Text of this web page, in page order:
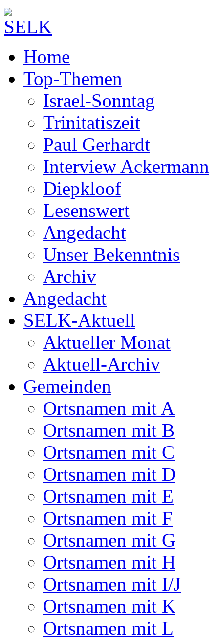
Home
Top-Themen
Israel-Sonntag
Trinitatiszeit
Paul Gerhardt
Interview Ackermann
Diepkloof
Lesenswert
Angedacht
Unser Bekenntnis
Archiv
Angedacht
SELK-Aktuell
Aktueller Monat
Aktuell-Archiv
Gemeinden
Ortsnamen mit A
Ortsnamen mit B
Ortsnamen mit C
Ortsnamen mit D
Ortsnamen mit E
Ortsnamen mit F
Ortsnamen mit G
Ortsnamen mit H
Ortsnamen mit I/J
Ortsnamen mit K
Ortsnamen mit L